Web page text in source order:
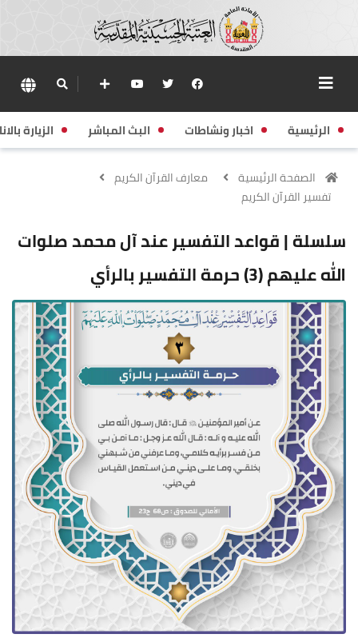
الرئيسية اخبار ونشاطات البث المباشر الزيارة
الصفحة الرئيسية
معارف القرآن الكريم
تفسير القرآن الكريم
سلسلة | قواعد التفسير عند آل محمد صلوات
الله عليهم (3) حرمة التفسير بالرأي